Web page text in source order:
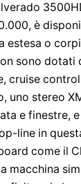
è
estesa o
sono dotati
cruise
uno stereo
e finestre,
line in
come il
macchina